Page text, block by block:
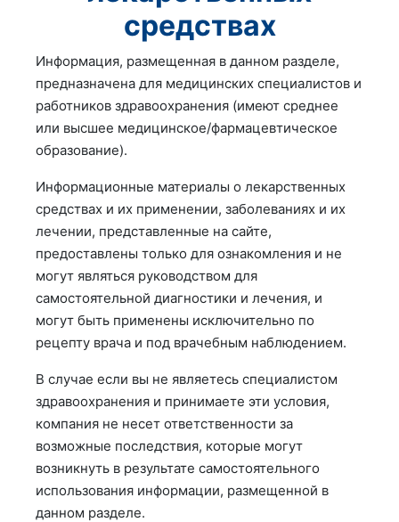
средствах
Информация, размещенная в данном разделе,
предназначена для медицинских специалистов и
работников здравоохранения (имеют среднее
или высшее медицинское/фармацевтическое
образование).
Информационные материалы о лекарственных
средствах и их применении, заболеваниях и их
лечении, представленные на сайте,
предоставлены только для ознакомления и не
могут являться руководством для
самостоятельной диагностики и лечения, и
могут быть применены исключительно по
рецепту врача и под врачебным наблюдением.
В случае если вы не являетесь специалистом
здравоохранения и принимаете эти условия,
компания не несет ответственности за
возможные последствия, которые могут
возникнуть в результате самостоятельного
использования информации, размещенной в
данном разделе.